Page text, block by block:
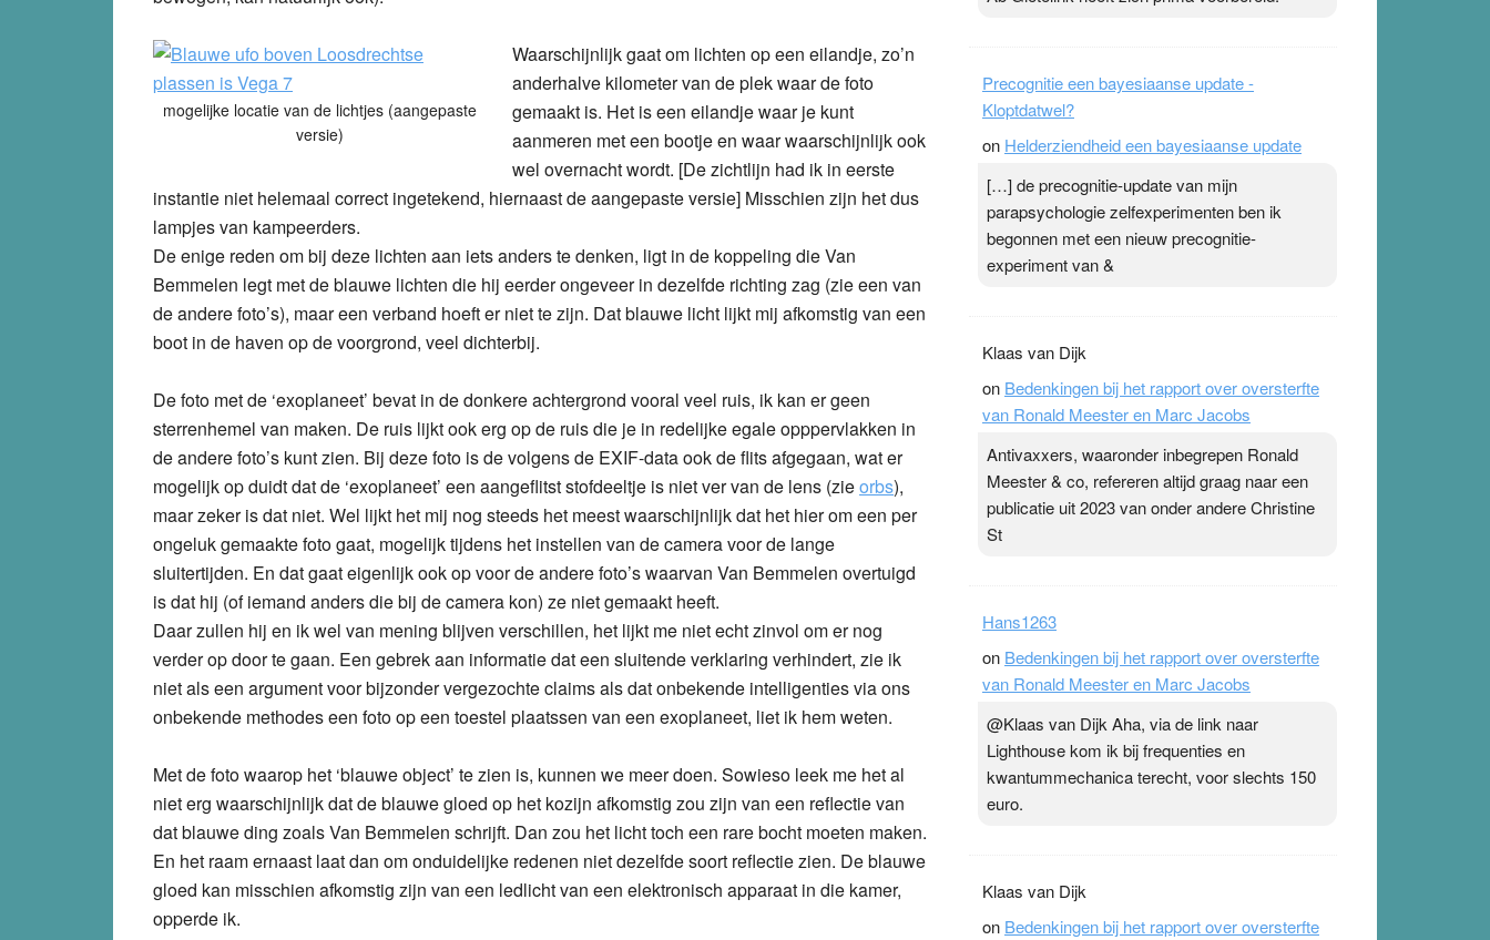
mogelijke locatie van de lichtjes (aangepaste
versie)
Waarschijnlijk gaat om lichten op een eilandje, zo’n
anderhalve kilometer van de plek waar de foto
gemaakt is. Het is een eilandje waar je kunt
aanmeren met een bootje en waar waarschijnlijk ook
wel overnacht wordt. [De zichtlijn had ik in eerste
instantie niet helemaal correct ingetekend, hiernaast de aangepaste versie] Misschien zijn het dus
lampjes van kampeerders.
De enige reden om bij deze lichten aan iets anders te denken, ligt in de koppeling die Van
Bemmelen legt met de blauwe lichten die hij eerder ongeveer in dezelfde richting zag (zie een van
de andere foto’s), maar een verband hoeft er niet te zijn. Dat blauwe licht lijkt mij afkomstig van een
boot in de haven op de voorgrond, veel dichterbij.
De foto met de ‘exoplaneet’ bevat in de donkere achtergrond vooral veel ruis, ik kan er geen
sterrenhemel van maken. De ruis lijkt ook erg op de ruis die je in redelijke egale opppervlakken in
de andere foto’s kunt zien. Bij deze foto is de volgens de EXIF-data ook de flits afgegaan, wat er
mogelijk op duidt dat de ‘exoplaneet’ een aangeflitst stofdeeltje is niet ver van de lens (zieorbs),
maar zeker is dat niet. Wel lijkt het mij nog steeds het meest waarschijnlijk dat het hier om een per
ongeluk gemaakte foto gaat, mogelijk tijdens het instellen van de camera voor de lange
sluitertijden. En dat gaat eigenlijk ook op voor de andere foto’s waarvan Van Bemmelen overtuigd
is dat hij (of iemand anders die bij de camera kon) ze niet gemaakt heeft.
Daar zullen hij en ik wel van mening blijven verschillen, het lijkt me niet echt zinvol om er nog
verder op door te gaan. Een gebrek aan informatie dat een sluitende verklaring verhindert, zie ik
niet als een argument voor bijzonder vergezochte claims als dat onbekende intelligenties via ons
onbekende methodes een foto op een toestel plaatssen van een exoplaneet, liet ik hem weten.
Met de foto waarop het ‘blauwe object’ te zien is, kunnen we meer doen. Sowieso leek me het al
niet erg waarschijnlijk dat de blauwe gloed op het kozijn afkomstig zou zijn van een reflectie van
dat blauwe ding zoals Van Bemmelen schrijft. Dan zou het licht toch een rare bocht moeten maken.
En het raam ernaast laat dan om onduidelijke redenen niet dezelfde soort reflectie zien. De blauwe
gloed kan misschien afkomstig zijn van een ledlicht van een elektronisch apparaat in die kamer,
opperde ik.
Precognitie een bayesiaanse update -
Kloptdatwel?
on Helderziendheid een bayesiaanse update
[…] de precognitie-update van mijn
parapsychologie zelfexperimenten ben ik
begonnen met een nieuw precognitie-
experiment van &
Klaas van Dijk
on Bedenkingen bij het rapport over oversterfte
van Ronald Meester en Marc Jacobs
Antivaxxers, waaronder inbegrepen Ronald
Meester & co, refereren altijd graag naar een
publicatie uit 2023 van onder andere Christine
St
Hans1263
on Bedenkingen bij het rapport over oversterfte
van Ronald Meester en Marc Jacobs
@Klaas van Dijk Aha, via de link naar
Lighthouse kom ik bij frequenties en
kwantummechanica terecht, voor slechts 150
euro.
Klaas van Dijk
on Bedenkingen bij het rapport over oversterfte